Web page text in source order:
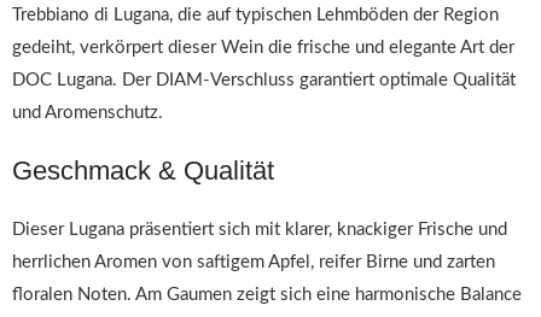
Trebbiano di Lugana, die auf typischen Lehmböden der Region
gedeiht, verkörpert dieser Wein die frische und elegante Art der
DOC Lugana. Der DIAM-Verschluss garantiert optimale Qualität
und Aromenschutz.
Geschmack & Qualität
Dieser Lugana präsentiert sich mit klarer, knackiger Frische und
herrlichen Aromen von saftigem Apfel, reifer Birne und zarten
floralen Noten. Am Gaumen zeigt sich eine harmonische Balance